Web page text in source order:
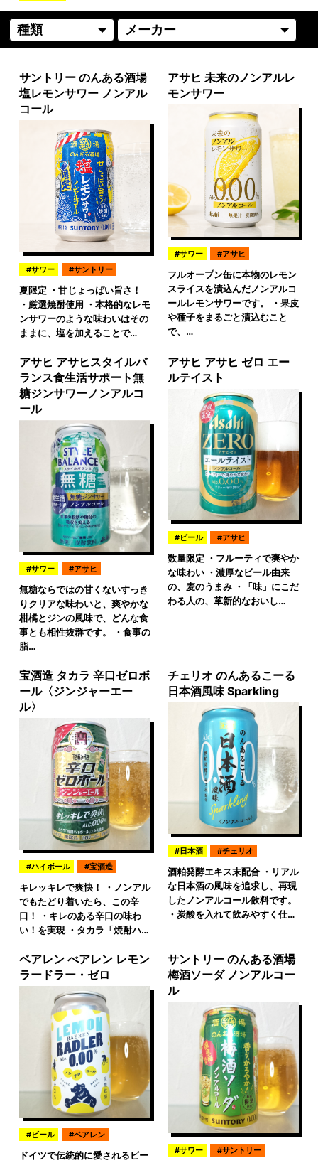
サントリー のんある酒場
塩レモンサワー ノンアル
コール
サワー サントリー
夏限定 ・甘じょっぱい旨さ！
・厳選焼酎使用 ・本格的なレモ
ンサワーのような味わいはその
ままに、塩を加えることで…
アサヒ 未来のノンアルレ
モンサワー
サワー アサヒ
フルオープン缶に本物のレモン
スライスを漬込んだノンアルコ
ールレモンサワーです。 ・果皮
や種子をまるごと漬込むこと
で、…
アサヒ アサヒスタイルバ
ランス食生活サポート無
糖ジンサワーノンアルコ
ール
サワー アサヒ
無糖ならではの甘くないすっき
りクリアな味わいと、爽やかな
柑橘とジンの風味で、どんな食
事とも相性抜群です。 ・食事の
脂…
アサヒ アサヒ ゼロ エー
ルテイスト
ビール アサヒ
数量限定 ・フルーティで爽やか
な味わい ・濃厚なビール由来
の、麦のうまみ ・「味」にこだ
わる人の、革新的なおいし…
宝酒造 タカラ 辛口ゼロボ
ール〈ジンジャーエー
ル〉
ハイボール 宝酒造
キレッキレで爽快！ ・ノンアル
でもたどり着いたら、この辛
口！ ・キレのある辛口の味わ
い！を実現 ・タカラ「焼酎ハ…
チェリオ のんあるこーる
日本酒風味 Sparkling
日本酒 チェリオ
酒粕発酵エキス末配合 ・リアル
な日本酒の風味を追求し、再現
したノンアルコール飲料です。
・炭酸を入れて飲みやすく仕…
ベアレン べアレン レモン
ラードラー・ゼロ
ビール ベアレン
ドイツで伝統的に愛されるビー
サントリー のんある酒場
梅酒ソーダ ノンアルコー
ル
サワー サントリー